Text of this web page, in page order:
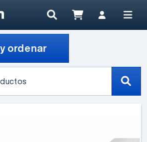
ordenar